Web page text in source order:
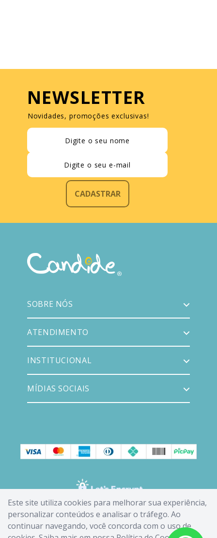
Este site utiliza cookies para melhorar sua experiência,
personalizar conteúdos e analisar o tráfego. Ao
continuar navegando, você concorda com o uso de
NEWSLETTER
Novidades, promoções exclusivas!
CADASTRAR
SOBRE NÓS
ATENDIMENTO
INSTITUCIONAL
MÍDIAS SOCIAIS